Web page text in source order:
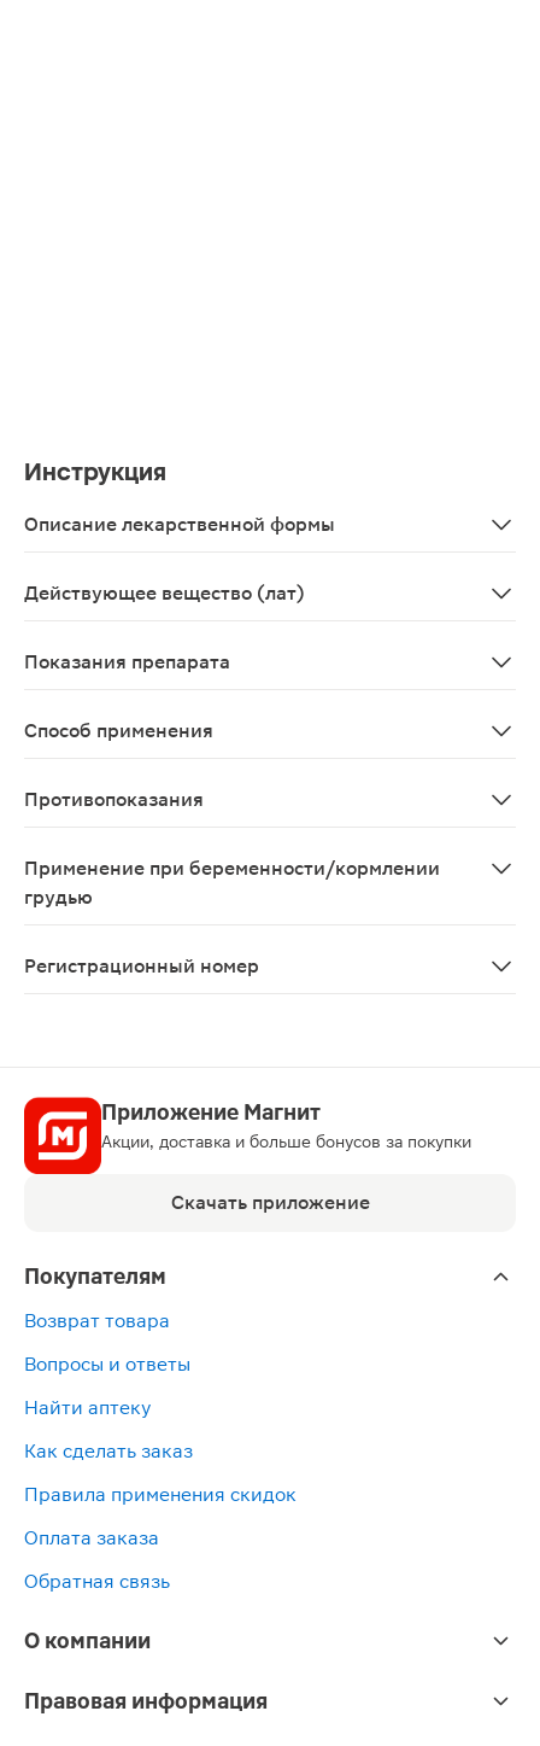
Инструкция
Описание лекарственной формы
Действующее вещество (лат)
Показания препарата
Способ применения
Противопоказания
Применение при беременности/кормлении
грудью
Регистрационный номер
Приложение Магнит
Акции, доставка и больше бонусов за покупки
Скачать приложение
Покупателям
Возврат товара
Вопросы и ответы
Найти аптеку
Как сделать заказ
Правила применения скидок
Оплата заказа
Обратная связь
О компании
Правовая информация